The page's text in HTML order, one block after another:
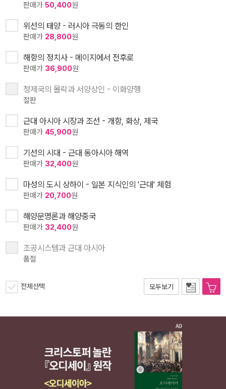
판매가 50,400원
위선의 태양 - 러시아 극동의 한인
판매가 28,800원
해항의 정치사 - 메이지에서 전후로
판매가 36,900원
청제국의 몰락과 서양상인 - 이화양행
절판
근대 아시아 시장과 조선 - 개항, 화상, 제국
판매가 45,900원
기선의 시대 - 근대 동아시아 해역
판매가 32,400원
마성의 도시 상하이 - 일본 지식인의 '근대' 체험
판매가 20,700원
해양문명론과 해양중국
판매가 32,400원
조공시스템과 근대 아시아
품절
전체선택 모두보기